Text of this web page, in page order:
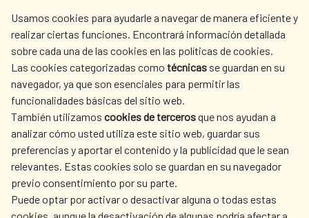
Usamos cookies para ayudarle a navegar de manera eficiente y
realizar ciertas funciones. Encontrará información detallada
sobre cada una de las cookies en las políticas de cookies.
Las cookies categorizadas como técnicas se guardan en su
navegador, ya que son esenciales para permitir las
funcionalidades básicas del sitio web.
También utilizamos cookies de tercerosque nos ayudan a
analizar cómo usted utiliza este sitio web, guardar sus
preferencias y aportar el contenido y la publicidad que le sean
relevantes. Estas cookies solo se guardan en su navegador
previo consentimiento por su parte.
Puede optar por activar o desactivar alguna o todas estas
centro.informacion@aecid.es
LA AECID
DÓNDE COOPERAMOS
ACCIÓN HUMANITARIA
SALA DE PRENSA
CULTURA Y CIENCIA
BIBLIOTECA
NUESTRAS REDES SOCIALES